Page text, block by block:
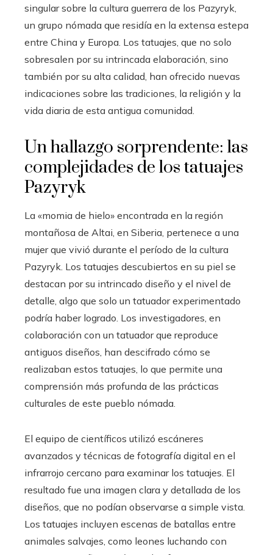
singular sobre la cultura guerrera de los Pazyryk,
un grupo nómada que residía en la extensa estepa
entre China y Europa. Los tatuajes, que no solo
sobresalen por su intrincada elaboración, sino
también por su alta calidad, han ofrecido nuevas
indicaciones sobre las tradiciones, la religión y la
vida diaria de esta antigua comunidad.
Un hallazgo sorprendente: las
complejidades de los tatuajes
Pazyryk
La «momia de hielo» encontrada en la región
montañosa de Altai, en Siberia, pertenece a una
mujer que vivió durante el período de la cultura
Pazyryk. Los tatuajes descubiertos en su piel se
destacan por su intrincado diseño y el nivel de
detalle, algo que solo un tatuador experimentado
podría haber logrado. Los investigadores, en
colaboración con un tatuador que reproduce
antiguos diseños, han descifrado cómo se
realizaban estos tatuajes, lo que permite una
comprensión más profunda de las prácticas
culturales de este pueblo nómada.
El equipo de científicos utilizó escáneres
avanzados y técnicas de fotografía digital en el
infrarrojo cercano para examinar los tatuajes. El
resultado fue una imagen clara y detallada de los
diseños, que no podían observarse a simple vista.
Los tatuajes incluyen escenas de batallas entre
animales salvajes, como leones luchando con